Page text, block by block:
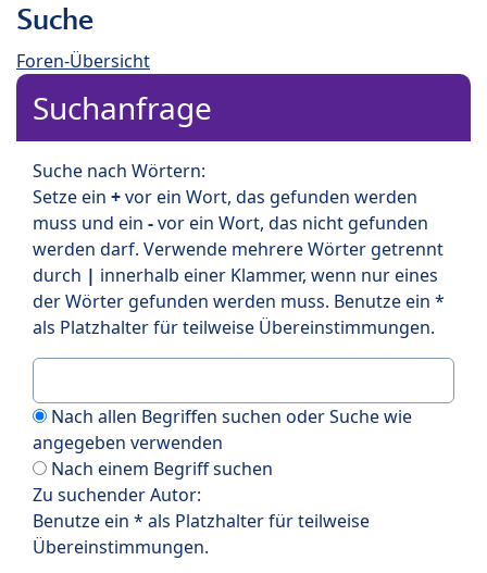
Suche
Foren-Übersicht
Suchanfrage
Suche nach Wörtern:
Setze ein +vor ein Wort, das gefunden werden
muss und ein -vor ein Wort, das nicht gefunden
werden darf. Verwende mehrere Wörter getrennt
durch | innerhalb einer Klammer, wenn nur eines
der Wörter gefunden werden muss. Benutze ein *
als Platzhalter für teilweise Übereinstimmungen.
Nach allen Begriffen suchen oder Suche wie
angegeben verwenden
Nach einem Begriff suchen
Zu suchender Autor:
Benutze ein * als Platzhalter für teilweise
Übereinstimmungen.